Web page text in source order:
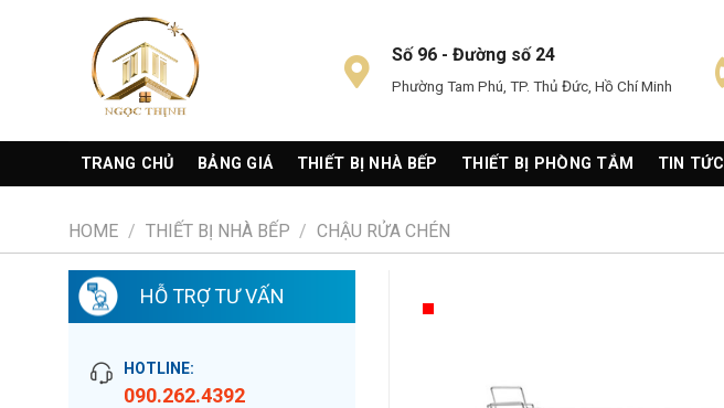
Số 96 - Đường số 24
Phường Tam Phú, TP. Thủ Đức, Hồ Chí Minh
TRANG CHỦ BẢNG GIÁ THIẾT BỊ NHÀ BẾP THIẾT BỊ PHÒNG TẮM TIN TỨC
HOME / THIẾT BỊ NHÀ BẾP / CHẬU RỬA CHÉN
HỖ TRỢ TƯ VẤN
HOTLINE:
090.262.4392